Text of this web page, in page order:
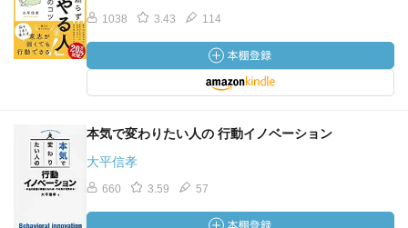
1038 3.43 114
本気で変わりたい人の 行動イノベーション
大平信孝
660 3.59 57